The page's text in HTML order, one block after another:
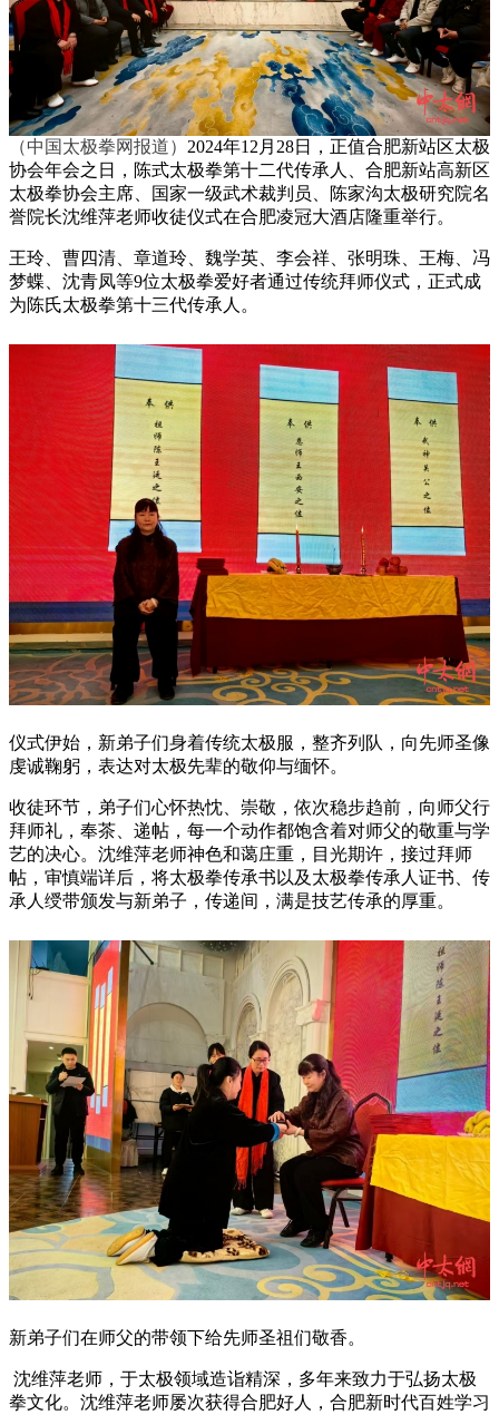
（中国太极拳网报道） 2024年12月28日，正值合肥新站区太极
协会年会之日，陈式太极拳第十二代传承人、合肥新站高新区
太极拳协会主席、国家一级武术裁判员、陈家沟太极研究院名
誉院长沈维萍老师收徒仪式在合肥凌冠大酒店隆重举行。
王玲、曹四清、章道玲、魏学英、李会祥、张明珠、王梅、冯
梦蝶、沈青凤等9位太极拳爱好者通过传统拜师仪式，正式成
为陈氏太极拳第十三代传承人。
仪式伊始，新弟子们身着传统太极服，整齐列队，向先师圣像
虔诚鞠躬，表达对太极先辈的敬仰与缅怀。
收徒环节，弟子们心怀热忱、崇敬，依次稳步趋前，向师父行
拜师礼，奉茶、递帖，每一个动作都饱含着对师父的敬重与学
艺的决心。沈维萍老师神色和蔼庄重，目光期许，接过拜师
帖，审慎端详后，将太极拳传承书以及太极拳传承人证书、传
承人绶带颁发与新弟子，传递间，满是技艺传承的厚重。
新弟子们在师父的带领下给先师圣祖们敬香。
沈维萍老师，于太极领域造诣精深，多年来致力于弘扬太极
拳文化。沈维萍老师屡次获得合肥好人，合肥新时代百姓学习